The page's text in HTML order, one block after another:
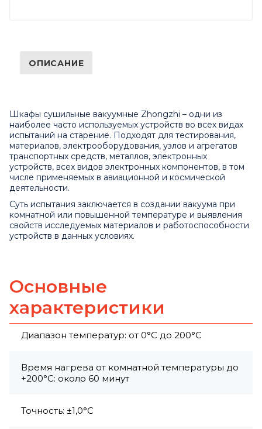
ОПИСАНИЕ
Шкафы сушильные вакуумные Zhongzhi – одни из
наиболее часто используемых устройств во всех видах
испытаний на старение. Подходят для тестирования,
материалов, электрооборудования, узлов и агрегатов
транспортных средств, металлов, электронных
устройств, всех видов электронных компонентов, в том
числе применяемых в авиационной и космической
деятельности.
Суть испытания заключается в создании вакуума при
комнатной или повышенной температуре и выявления
свойств исследуемых материалов и работоспособности
устройств в данных условиях.
Основные
характеристики
Диапазон температур: от 0°C до 200°C
Время нагрева от комнатной температуры до
+200°C: около 60 минут
Точность: ±1,0°C